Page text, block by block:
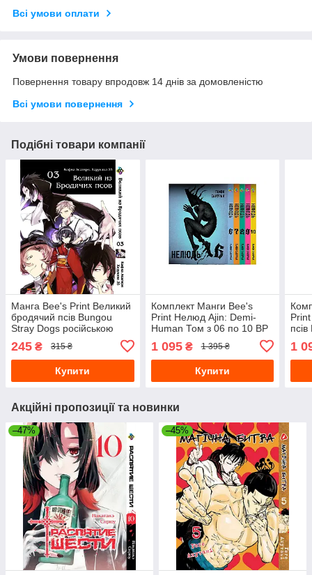
Всі умови оплати
Умови повернення
Повернення товару впродовж 14 днів за домовленістю
Всі умови повернення
Подібні товари компанії
Манга Bee's Print Великий
бродячий псів Bungou
Stray Dogs російською
мовою Том 03 BP VB 03
245 ₴ 315 ₴
Купити
Комплект Манги Bee's
Print Нелюд Ajin: Demi-
Human Том з 06 по 10 BP
1 095₴ 1 395 ₴
Купити
BP
1
Акційні пропозиції та новинки
–47% –45%